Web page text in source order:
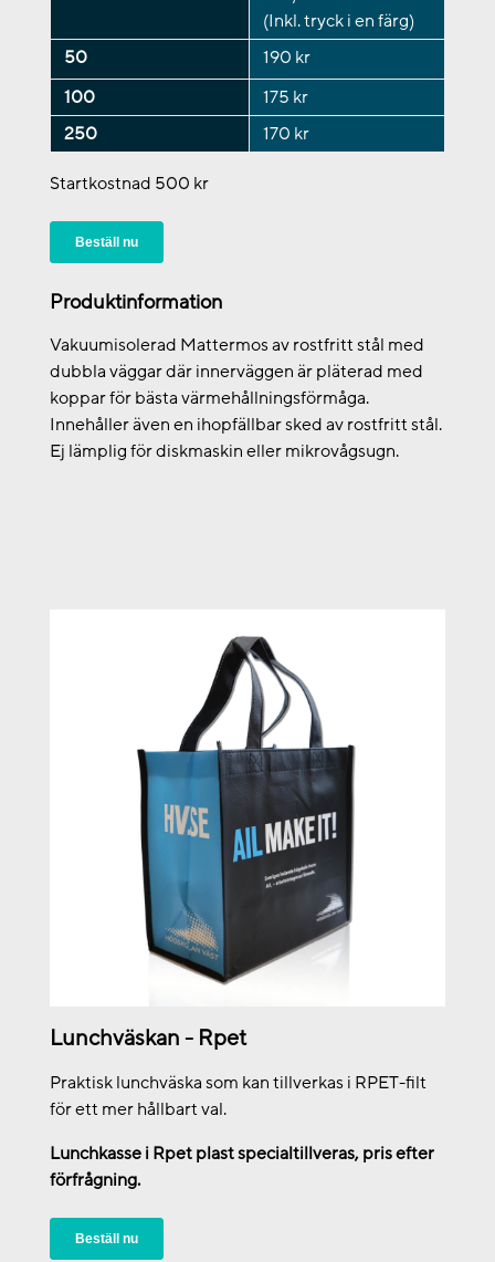
(Inkl. tryck i en färg)
50
190 kr
100
175 kr
250
170 kr
Startkostnad 500 kr
Beställ nu
Produktinformation
Vakuumisolerad Mattermos av rostfritt stål med
dubbla väggar där innerväggen är pläterad med
koppar för bästa värmehållningsförmåga.
Innehåller även en ihopfällbar sked av rostfritt stål.
Ej lämplig för diskmaskin eller mikrovågsugn.
Lunchväskan - Rpet
Praktisk lunchväska som kan tillverkas i RPET-filt
för ett mer hållbart val.
Lunchkasse i Rpet plast specialtillveras, pris efter
förfrågning.
Beställ nu